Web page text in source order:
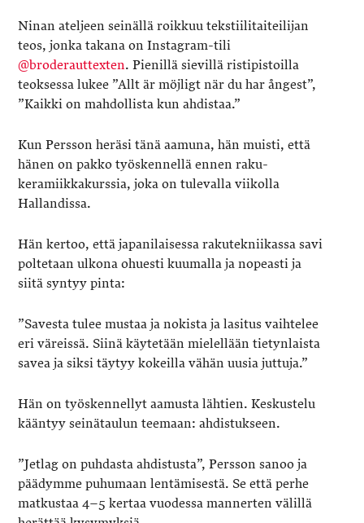
Ninan ateljeen seinällä roikkuu tekstiilitaiteilijan
teos, jonka takana on Instagram-tili
@broderauttexten. Pienillä sievillä ristipistoilla
teoksessa lukee ”Allt är möjligt när du har ångest”,
”Kaikki on mahdollista kun ahdistaa.”
Kun Persson heräsi tänä aamuna, hän muisti, että
hänen on pakko työskennellä ennen raku-
keramiikkakurssia, joka on tulevalla viikolla
Hallandissa.
Hän kertoo, että japanilaisessa rakutekniikassa savi
poltetaan ulkona ohuesti kuumalla ja nopeasti ja
siitä syntyy pinta:
”Savesta tulee mustaa ja nokista ja lasitus vaihtelee
eri väreissä. Siinä käytetään mielellään tietynlaista
savea ja siksi täytyy kokeilla vähän uusia juttuja.”
Hän on työskennellyt aamusta lähtien. Keskustelu
kääntyy seinätaulun teemaan: ahdistukseen.
”Jetlag on puhdasta ahdistusta”, Persson sanoo ja
päädymme puhumaan lentämisestä. Se että perhe
matkustaa 4­–5 kertaa vuodessa mannerten välillä